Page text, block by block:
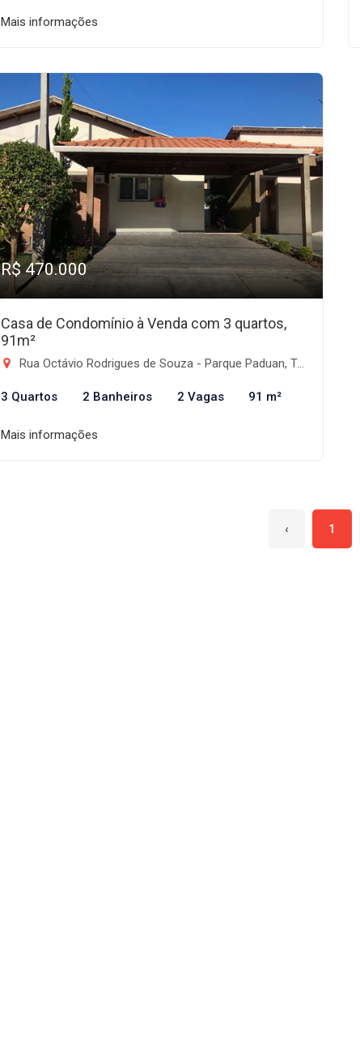
Mais informações
R$ 470.000
Casa de Condomínio à Venda com 3 quartos,
91m²
Rua Octávio Rodrigues de Souza - Parque Paduan, Taubaté-SP
3 Quartos 2 Banheiros 2 Vagas 91 m²
Mais informações
‹ 1